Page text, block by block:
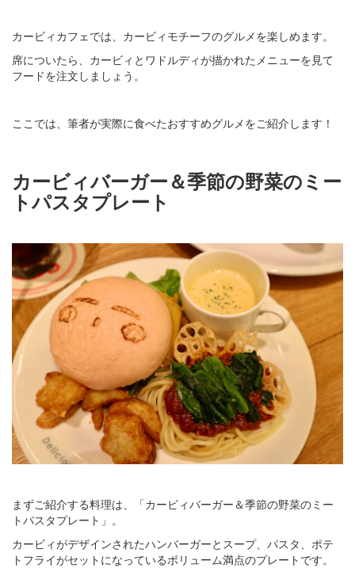
カービィカフェでは、カービィモチーフのグルメを楽しめます。
席についたら、カービィとワドルディが描かれたメニューを見て
フードを注文しましょう。
ここでは、筆者が実際に食べたおすすめグルメをご紹介します！
カービィバーガー＆季節の野菜のミー
トパスタプレート
まずご紹介する料理は、「カービィバーガー＆季節の野菜のミー
トパスタプレート」。
カービィがデザインされたハンバーガーとスープ、パスタ、ポテ
トフライがセットになっているボリューム満点のプレートです。